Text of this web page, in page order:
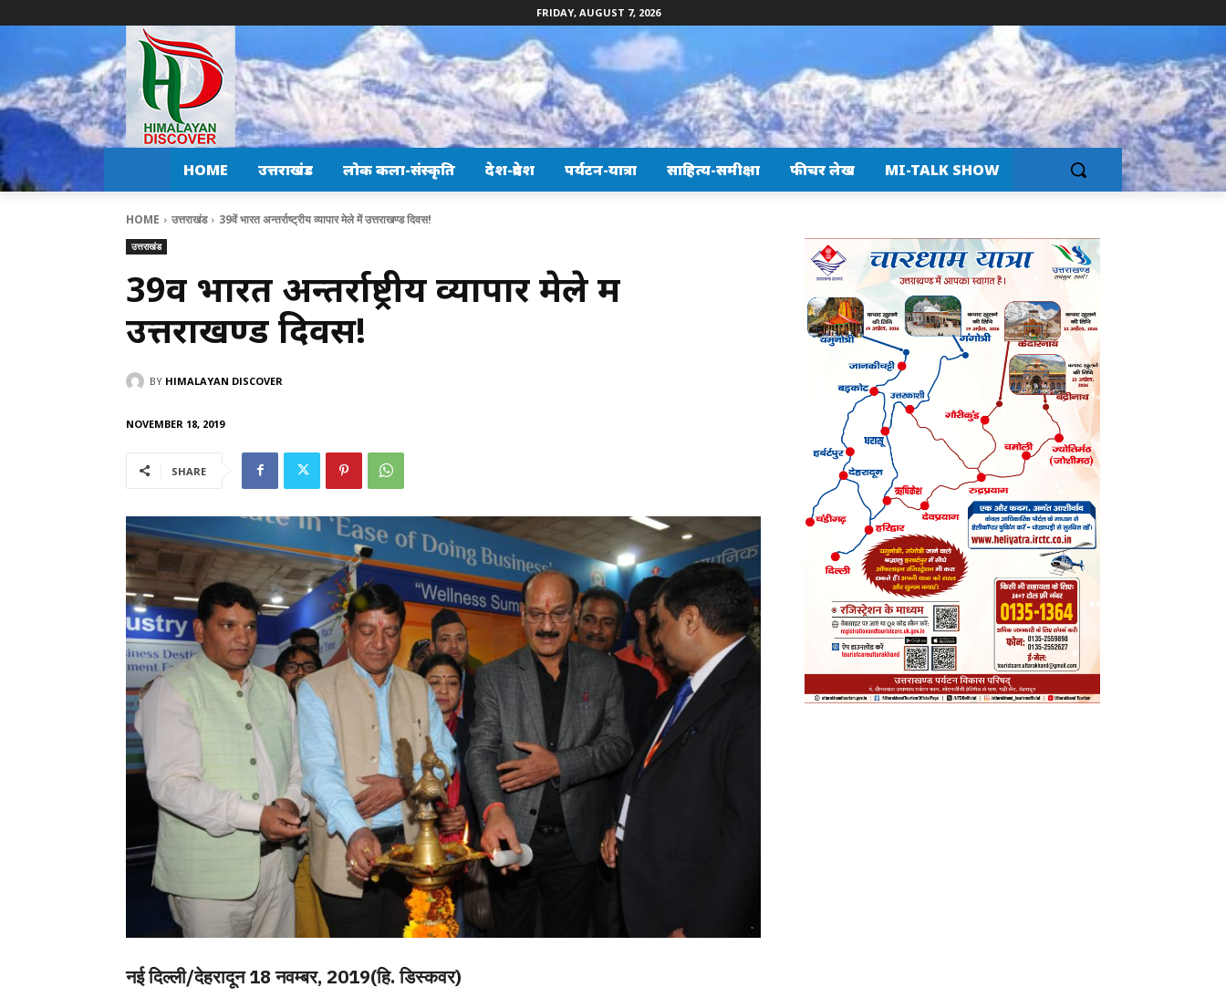
FRIDAY, AUGUST 7, 2026
HOME उत्तराखंड लोक कला-संस्कृति देश-प्रदेश पर्यटन-यात्रा साहित्य-समीक्षा फीचर लेख MI-TALK SHOW
HOME उत्तराखंड 39वें भारत अन्तर्राष्ट्रीय व्यापार मेले में उत्तराखण्ड दिवस!
उत्तराखंड
39वें भारत अन्तर्राष्ट्रीय व्यापार मेले में
उत्तराखण्ड दिवस!
BY HIMALAYAN DISCOVER
NOVEMBER 18, 2019
SHARE
नई दिल्ली/देहरादून 18 नवम्बर, 2019(हि. डिस्कवर)